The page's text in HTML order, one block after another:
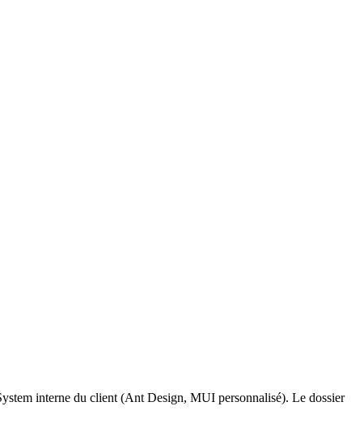
interne du client (Ant Design, MUI personnalisé). Le dossier